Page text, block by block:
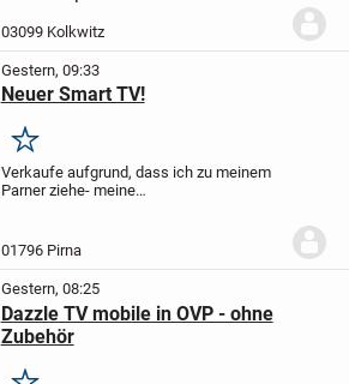
Art.-Nr.: 118054. Die Halterung ermöglicht
das TV-Gerät zu neigen, hat eine
03099 Kolkwitz
Gestern, 09:33
Neuer Smart TV!
Merken
Verkaufe aufgrund, dass ich zu meinem
Parner ziehe- meine
TV- funktioniert einwandfrei, ohne
01796 Pirna
Gestern, 08:25
Dazzle TV mobile in OVP - ohne
Zubehör